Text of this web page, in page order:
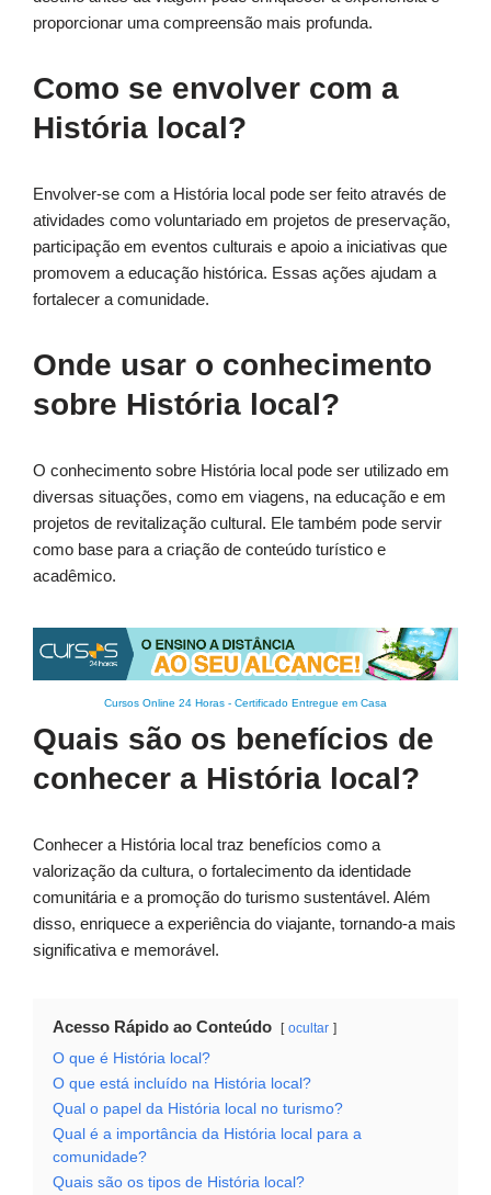
proporcionar uma compreensão mais profunda.
Como se envolver com a
História local?
Envolver-se com a História local pode ser feito através de
atividades como voluntariado em projetos de preservação,
participação em eventos culturais e apoio a iniciativas que
promovem a educação histórica. Essas ações ajudam a
fortalecer a comunidade.
Onde usar o conhecimento
sobre História local?
O conhecimento sobre História local pode ser utilizado em
diversas situações, como em viagens, na educação e em
projetos de revitalização cultural. Ele também pode servir
como base para a criação de conteúdo turístico e
acadêmico.
Cursos Online 24 Horas - Certificado Entregue em Casa
Quais são os benefícios de
conhecer a História local?
Conhecer a História local traz benefícios como a
valorização da cultura, o fortalecimento da identidade
comunitária e a promoção do turismo sustentável. Além
disso, enriquece a experiência do viajante, tornando-a mais
significativa e memorável.
Acesso Rápido ao Conteúdo ocultar
O que é História local?
O que está incluído na História local?
Qual o papel da História local no turismo?
Qual é a importância da História local para a
comunidade?
Quais são os tipos de História local?